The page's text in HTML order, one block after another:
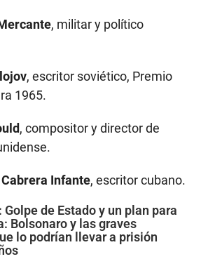
, militar y político
, escritor soviético, Premio
1965.
, compositor y director de
Infante, escritor cubano.
Golpe de Estado y un plan para
Bolsonaro y las graves
lo podrían llevar a prisión